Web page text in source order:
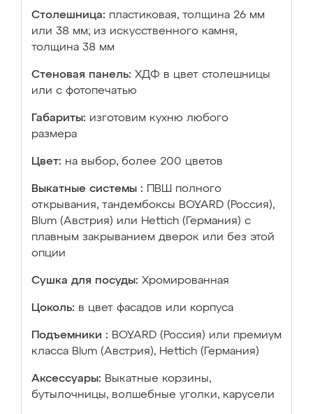
Столешница: пластиковая, толщина 26 мм
или 38 мм; из искусственного камня,
толщина 38 мм
Стеновая панель: ХДФ в цвет столешницы
или с фотопечатью
Габариты: изготовим кухню любого
размера
Цвет: на выбор, более 200 цветов
Выкатные системы :
ПВШ полного
открывания, тандембоксы BOYARD (Россия),
Blum (Австрия) или Hettich (Германия) с
плавным закрыванием дверок или без этой
опции
Сушка для посуды: Хромированная
Цоколь: в цвет фасадов или корпуса
Подъемники : BOYARD (Россия) или премиум
класса Blum (Австрия), Hettich (Германия)
Аксессуары: Выкатные корзины,
бутылочницы, волшебные уголки, карусели